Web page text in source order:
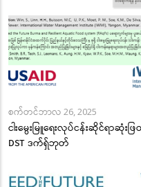
စက်တင်ဘာလ 26, 2025
ငါးမွေးမြူရေးလုပ်ငန်းဆိုင်ရာ
DST ဒက်ရှ်ဘုတ်